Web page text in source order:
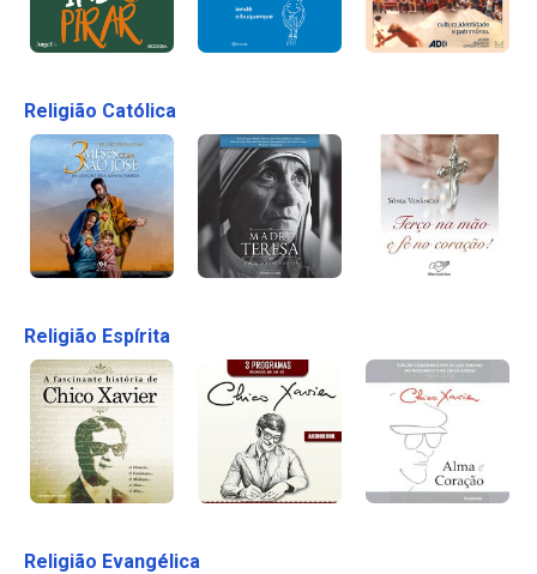
Religião Católica
Religião Espírita
Religião Evangélica